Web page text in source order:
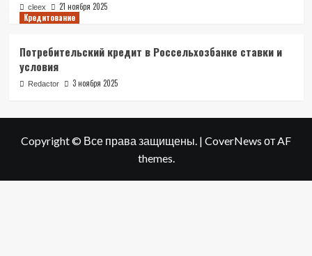
cleex
21 ноября 2025
Кредитование
Потребительский кредит в Россельхозбанке ставки и
условия
Redactor 3 ноября 2025
Copyright © Все права защищены. | CoverNews от AF
themes.